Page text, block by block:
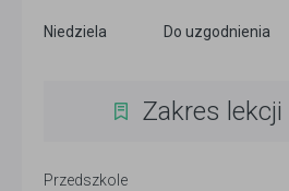
Niedziela Do uzgodnienia
Zakres lekcji
Przedszkole